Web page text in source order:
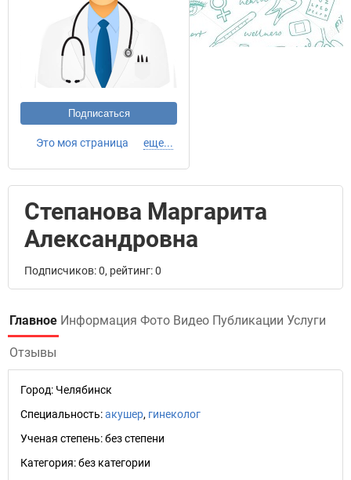
Подписаться
Это моя страница еще...
Степанова Маргарита
Александровна
Подписчиков: 0, рейтинг: 0
Главное Информация Фото Видео Публикации Услуги
Отзывы
Город: Челябинск
Специальность:акушер, гинеколог
Ученая степень:без степени
Категория:без категории